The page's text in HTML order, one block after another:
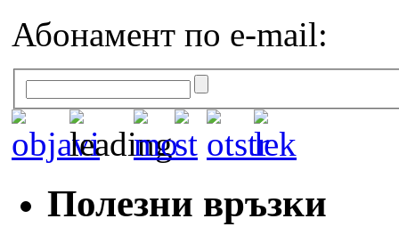
Абонамент по e-mail:
Полезни връзки